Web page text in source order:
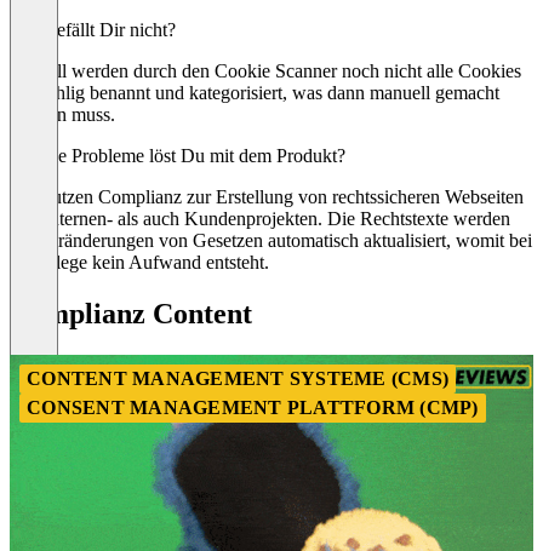
Was gefällt Dir nicht?
Aktuell werden durch den Cookie Scanner noch nicht alle Cookies
vollzählig benannt und kategorisiert, was dann manuell gemacht
werden muss.
Welche Probleme löst Du mit dem Produkt?
Wir nutzen Complianz zur Erstellung von rechtssicheren Webseiten
von Internen- als auch Kundenprojekten. Die Rechtstexte werden
bei Veränderungen von Gesetzen automatisch aktualisiert, womit bei
der Pflege kein Aufwand entsteht.
Complianz Content
CONTENT MANAGEMENT SYSTEME (CMS)
CONSENT MANAGEMENT PLATTFORM (CMP)